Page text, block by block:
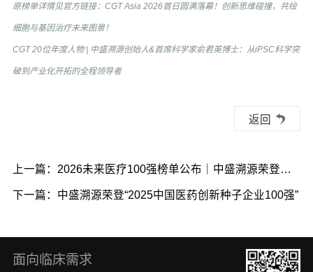
原榜单详情见官方链接： CGT Asia 2026首日圆满落幕！创新思维碰撞，共绘
细胞与基因治疗未来图景！
CGT 20位年度人物 | 中盛溯源创始人&首席科学家俞君英博士：从iPSC科学突
破到产业化开拓的全程领导者
返回
上一篇：2026未来医疗100强榜单公布｜中盛溯源荣登双
项榜单
下一篇：中盛溯源荣登“2025中国医药创新种子企业100强”
面向临床需求